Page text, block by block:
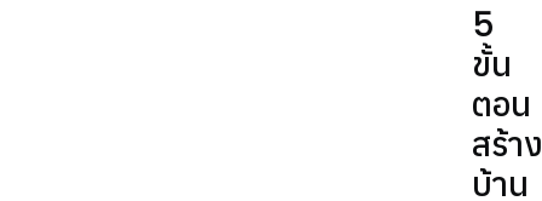
5
ขั้น
ตอน
สร้า
บ้าน